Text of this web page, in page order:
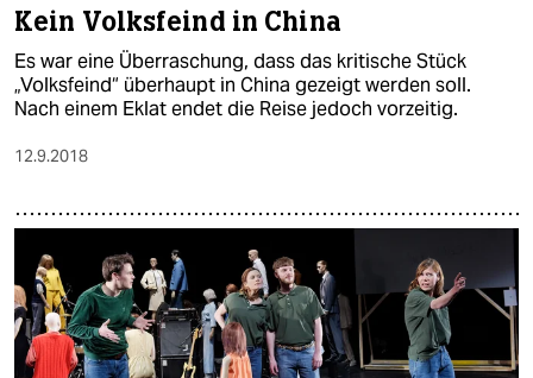
Kein Volksfeind in China
Es war eine Überraschung, dass das kritische Stück
„Volksfeind“ überhaupt in China gezeigt werden soll.
Nach einem Eklat endet die Reise jedoch vorzeitig.
12.9.2018